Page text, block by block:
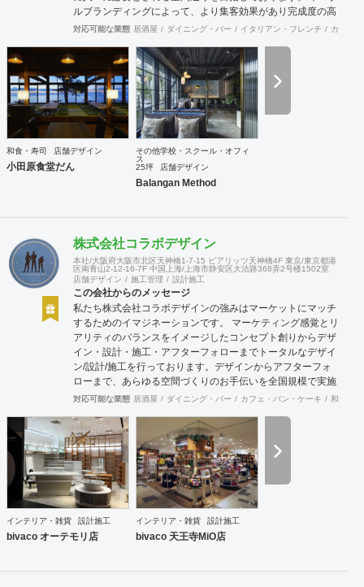
ルブランディングによって、より集客効果があり完成度の高
い店舗計画を行います。商品について、販売方法についてま
りを第一にしています。 お気軽にご相談ください。
対応可能な業態 居酒屋 ダイニング・バー イタリアン・フレンチ カフェ
和食・寿司 店舗デザイン
小田原食堂だん
その他学校・スクール・オフィ
ス
25坪
店舗デザイン
Balangan Method
株式会社コラボデザイン
本社/大阪府大阪市北区天神橋1-7-15 ビアリッツ天神橋4F 東京/東京都港
区南青山2-12-16-7F 中国上海/上海市静安区大沽路368弄2号楼1502室
店舗デザイン
施工管理 設計施工
この会社からのメッセージ
私たち株式会社コラボデザインの強みはマーケットにマッチ
するためのイマジネーションです。 マーケティング感覚とリ
アリティのバランスをイメージしたコンセプト創りからデザ
イン・設計・施工・アフターフォローまでトータルなデザイ
ン/設計/施工を行っております。デザインからアフターフォ
ローまで、あらゆる空間づくりのお手伝いを全国規模で実施
できます。上海にもオフィスがございますので、中国での実
対応可能な業態 居酒屋 ダイニング・バー カフェ・パン・ケーキ 和食・
インテリア・雑貨 設計施工
bivaco オーテモリ店
インテリア・雑貨 設計施工
bivaco 天王寺MiO店